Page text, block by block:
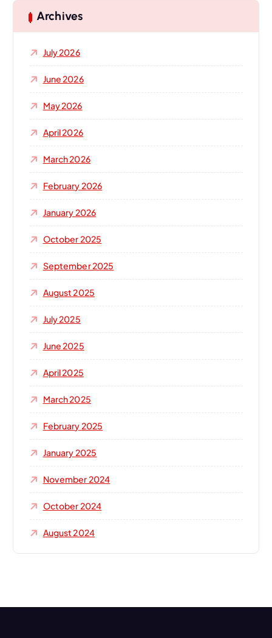
h
r
Archives
July 2026
June 2026
May 2026
April 2026
March 2026
February 2026
January 2026
October 2025
September 2025
August 2025
July 2025
June 2025
April 2025
March 2025
February 2025
January 2025
November 2024
October 2024
August 2024